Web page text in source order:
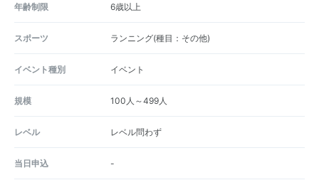
年齢制限 6歳以上
スポーツ ランニング(種目：その他)
イベント種別 イベント
規模 100人～499人
レベル レベル問わず
当日申込 -